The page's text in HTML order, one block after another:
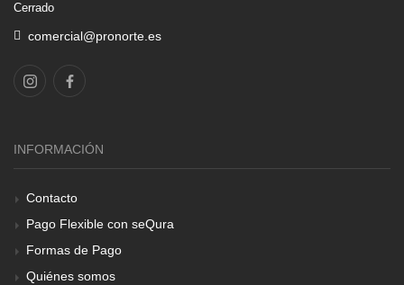
Cerrado
comercial@pronorte.es
INFORMACIÓN
Contacto
Pago Flexible con seQura
Formas de Pago
Quiénes somos